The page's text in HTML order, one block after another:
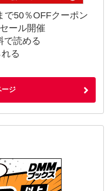
で50％OFFクーポン
ール開催
で読める
る
ージ